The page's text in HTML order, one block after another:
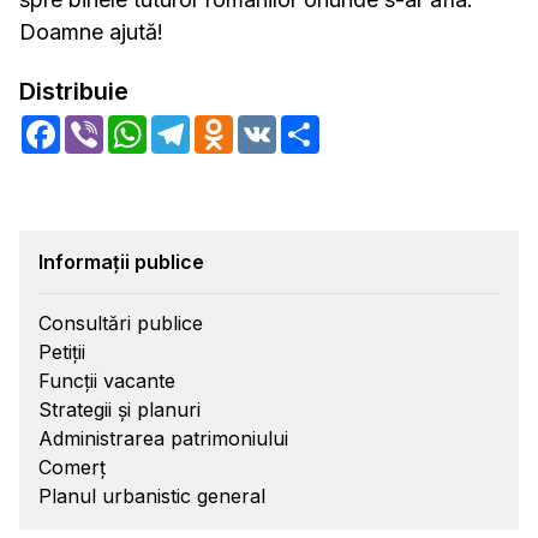
Doamne ajută!
Distribuie
Facebook
Viber WhatsApp
TelegramOdnoklassniki
VK
Informații publice
Consultări publice
Petiții
Funcții vacante
Strategii și planuri
Administrarea patrimoniului
Comerț
Planul urbanistic general